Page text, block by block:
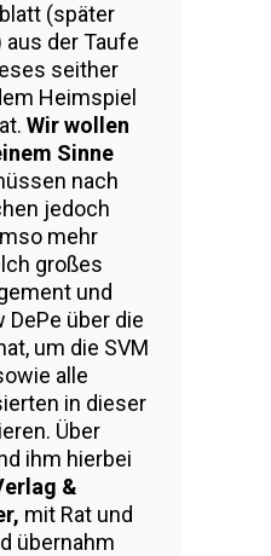
(später
der Taufe
seither
Heimspiel
Wir wollen
Sinne
nach
jedoch
mehr
großes
und
DePe über die
um die SVM
alle
in dieser
Über
ihm hierbei
&
mit Rat und
übernahm